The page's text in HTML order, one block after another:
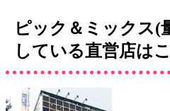
ピック＆ミックス(
している直営店は